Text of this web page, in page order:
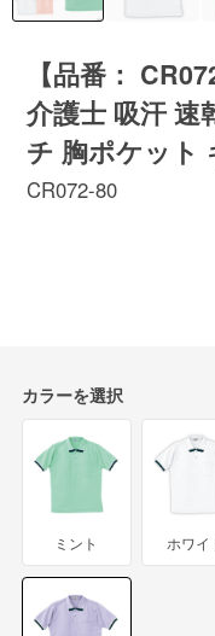
【品番：
介護士 吸汗 速
チ 胸ポケット
CR072-80
カラーを選択
ミント ホワイ